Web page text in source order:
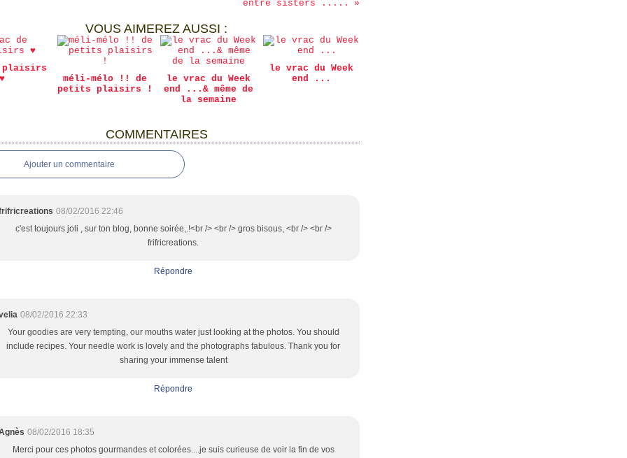
entre sisters .....
VOUS AIMEREZ AUSSI :
plaisirs
♥
méli-mélo !! de
petits plaisirs !
le vrac du Week
end ...& même de
la semaine
le vrac du Week
end ...
COMMENTAIRES
Ajouter un commentaire
08/02/2016 22:46
c'est toujours joli , sur ton blog, bonne soirée,.!<br /> <br /> gros bisous, <br /> <br />
frifricreations.
Répondre
08/02/2016 22:33
Your goodies are very tempting, our mouths water just looking at the photos. You should
include recipes. Your needle work is lovely and the photographs fabulous. Thank you for
sharing your immense talent
Répondre
08/02/2016 18:35
Merci pour ces photos gourmandes et colorées....je suis curieuse de voir la fin de vos